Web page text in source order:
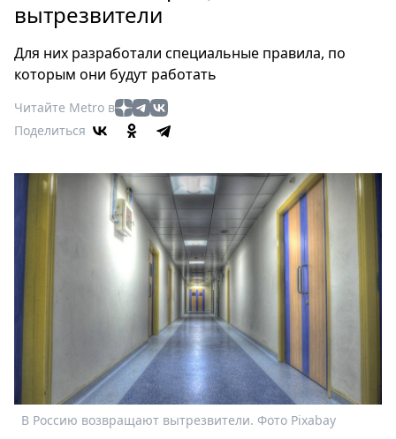
Россия
Мир
Здоровье
Еда
Туризм
Театр
Кино
Афиша
Книги
Выставки
Пресс-
релизы
Metro
Стримы
Спецпроекты
вытрезвители
Для них разработали специальные правила, по
которым они будут работать
Читайте Metro в
Поделиться
В Россию возвращают вытрезвители. Фото Pixabay